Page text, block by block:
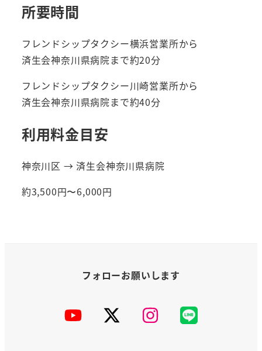
所要時間
フレンドシップタクシー横浜営業所から
済生会神奈川県病院まで約20分
フレンドシップタクシー川崎営業所から
済生会神奈川県病院まで約40分
利用料金目安
神奈川区 → 済生会神奈川県病院
約3,500円〜6,000円
YouTubeX Instagram
公
式